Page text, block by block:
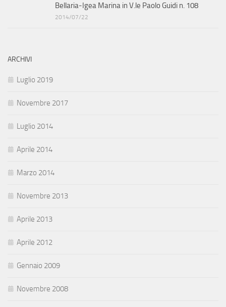
Bellaria-Igea Marina in V.le Paolo Guidi n. 108
2014/07/22
ARCHIVI
Luglio 2019
Novembre 2017
Luglio 2014
Aprile 2014
Marzo 2014
Novembre 2013
Aprile 2013
Aprile 2012
Gennaio 2009
Novembre 2008